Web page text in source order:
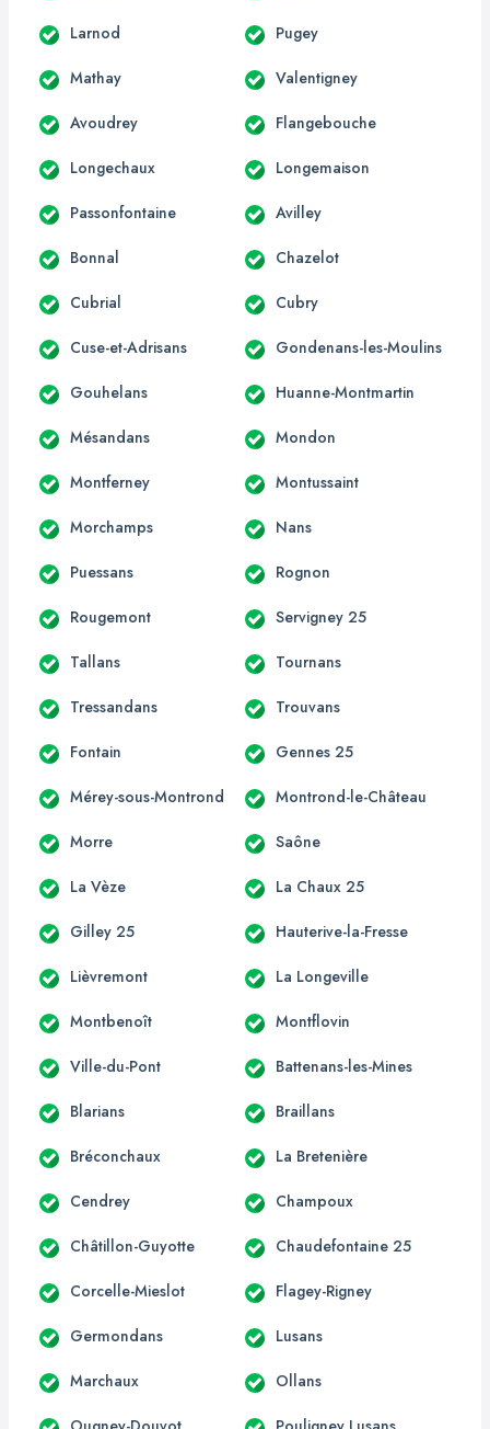
Larnod Pugey
Mathay Valentigney
Avoudrey Flangebouche
Longechaux Longemaison
Passonfontaine Avilley
Bonnal Chazelot
Cubrial Cubry
Cuse-et-Adrisans Gondenans-les-Moulins
Gouhelans Huanne-Montmartin
Mésandans Mondon
Montferney Montussaint
Morchamps Nans
Puessans Rognon
Rougemont Servigney 25
Tallans Tournans
Tressandans Trouvans
Fontain Gennes 25
Mérey-sous-Montrond Montrond-le-Château
Morre Saône
La Vèze La Chaux 25
Gilley 25 Hauterive-la-Fresse
Lièvremont La Longeville
Montbenoît Montflovin
Ville-du-Pont Battenans-les-Mines
Blarians Braillans
Bréconchaux La Bretenière
Cendrey Champoux
Châtillon-Guyotte Chaudefontaine 25
Corcelle-Mieslot Flagey-Rigney
Germondans Lusans
Marchaux Ollans